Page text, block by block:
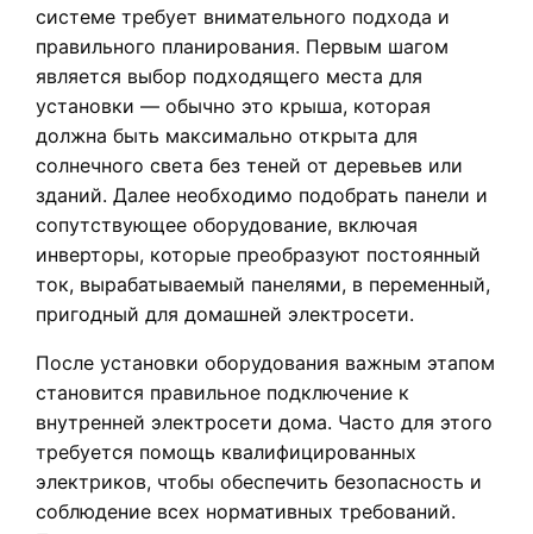
системе требует внимательного подхода и
правильного планирования. Первым шагом
является выбор подходящего места для
установки — обычно это крыша, которая
должна быть максимально открыта для
солнечного света без теней от деревьев или
зданий. Далее необходимо подобрать панели и
сопутствующее оборудование, включая
инверторы, которые преобразуют постоянный
ток, вырабатываемый панелями, в переменный,
пригодный для домашней электросети.
После установки оборудования важным этапом
становится правильное подключение к
внутренней электросети дома. Часто для этого
требуется помощь квалифицированных
электриков, чтобы обеспечить безопасность и
соблюдение всех нормативных требований.